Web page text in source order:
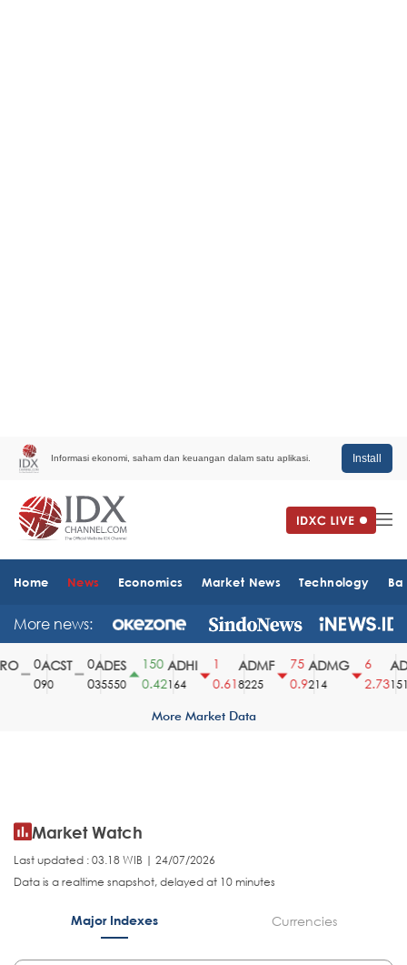
Informasi ekonomi, saham dan keuangan dalam satu aplikasi. Install
Home News Economics Market News Technology
More news:
ACST
90
ADES
35550
150
0.42
ADHI
164
0.61
ADMF
8225
75
0.9
ADMG
214
2.731510
More Market Data
Market Watch
Last updated : 03.18 WIB | 24/07/2026
Data is a realtime snapshot, delayed at 10 minutes
Major Indexes Currencies